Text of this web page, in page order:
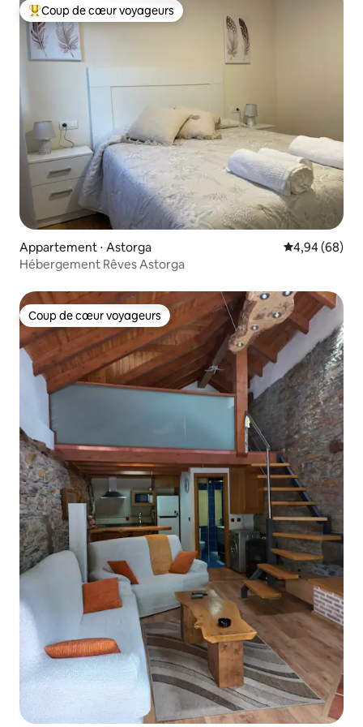
Coups de cœur voyageurs les plus appréciés
Coup de cœur voyageurs
Appartement ⋅ Astorga Évaluation
4,94 (68)
Hébergement Rêves Astorga
Coup de cœur voyageurs
Coup de cœur voyageurs